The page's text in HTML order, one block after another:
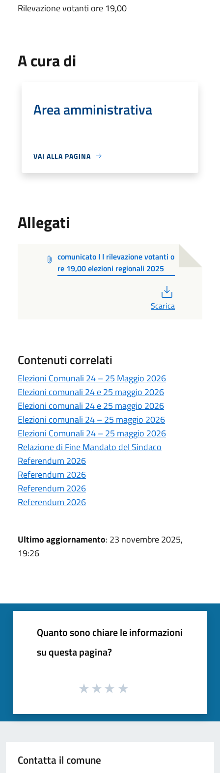
Rilevazione votanti ore 19,00
A cura di
Area amministrativa
VAI ALLA PAGINA
Allegati
comunicato I I rilevazione votanti o
re 19,00 elezioni regionali 2025
Scarica
Contenuti correlati
Elezioni Comunali 24 – 25 Maggio 2026
Elezioni comunali 24 e 25 maggio 2026
Elezioni comunali 24 e 25 maggio 2026
Elezioni comunali 24 – 25 maggio 2026
Elezioni Comunali 24 – 25 maggio 2026
Relazione di Fine Mandato del Sindaco
Referendum 2026
Referendum 2026
Referendum 2026
Referendum 2026
Ultimo aggiornamento: 23 novembre 2025,
19:26
Quanto sono chiare le informazioni
su questa pagina?
Contatta il comune